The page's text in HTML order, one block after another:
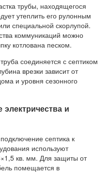
трубы, находящегося
утеплить его рулонным
специальной скорлупой.
коммуникаций можно
котлована песком.
соединяется с септиком
врезки зависит от
и уровня сезонного
и
септика к
используют
кв. мм. Для защиты от
помещается в